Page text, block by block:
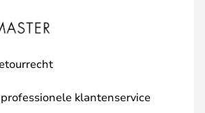
klantenservice